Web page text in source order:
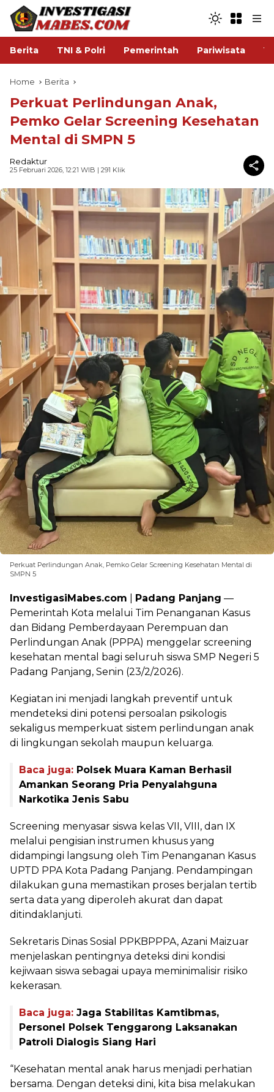
Berita TNI & Polri Pemerintah Pariwisata
Home Berita
Perkuat Perlindungan Anak,
Pemko Gelar Screening Kesehatan
Mental di SMPN 5
Redaktur
25 Februari 2026, 12:21 WIB | 291 Klik
Perkuat Perlindungan Anak, Pemko Gelar Screening Kesehatan Mental di
SMPN 5
InvestigasiMabes.com Padang Panjang —
Pemerintah Kota melalui Tim Penanganan Kasus
dan Bidang Pemberdayaan Perempuan dan
Perlindungan Anak (PPPA) menggelar screening
kesehatan mental bagi seluruh siswa SMP Negeri 5
Padang Panjang, Senin (23/2/2026).
Kegiatan ini menjadi langkah preventif untuk
mendeteksi dini potensi persoalan psikologis
sekaligus memperkuat sistem perlindungan anak
di lingkungan sekolah maupun keluarga.
Baca juga: Polsek Muara Kaman Berhasil
Amankan Seorang Pria Penyalahguna
Narkotika Jenis Sabu
Screening menyasar siswa kelas VII, VIII, dan IX
melalui pengisian instrumen khusus yang
didampingi langsung oleh Tim Penanganan Kasus
UPTD PPA Kota Padang Panjang. Pendampingan
dilakukan guna memastikan proses berjalan tertib
serta data yang diperoleh akurat dan dapat
ditindaklanjuti.
Sekretaris Dinas Sosial PPKBPPPA, Azani Maizuar
menjelaskan pentingnya deteksi dini kondisi
kejiwaan siswa sebagai upaya meminimalisir risiko
kekerasan.
Baca juga: Jaga Stabilitas Kamtibmas,
Personel Polsek Tenggarong Laksanakan
Patroli Dialogis Siang Hari
“Kesehatan mental anak harus menjadi perhatian
bersama. Dengan deteksi dini, kita bisa melakukan